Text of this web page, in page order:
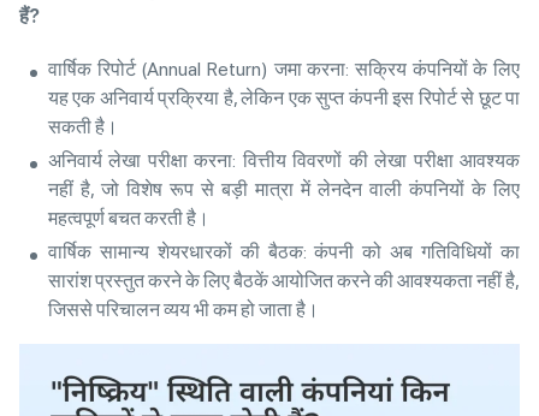
हैं?
वार्षिक रिपोर्ट (Annual Return) जमा करना: सक्रिय कंपनियों के लिए
यह एक अनिवार्य प्रक्रिया है, लेकिन एक सुप्त कंपनी इस रिपोर्ट से छूट पा
सकती है।
अनिवार्य लेखा परीक्षा करना: वित्तीय विवरणों की लेखा परीक्षा आवश्यक
नहीं है, जो विशेष रूप से बड़ी मात्रा में लेनदेन वाली कंपनियों के लिए
महत्वपूर्ण बचत करती है।
वार्षिक सामान्य शेयरधारकों की बैठक: कंपनी को अब गतिविधियों का
सारांश प्रस्तुत करने के लिए बैठकें आयोजित करने की आवश्यकता नहीं है,
जिससे परिचालन व्यय भी कम हो जाता है।